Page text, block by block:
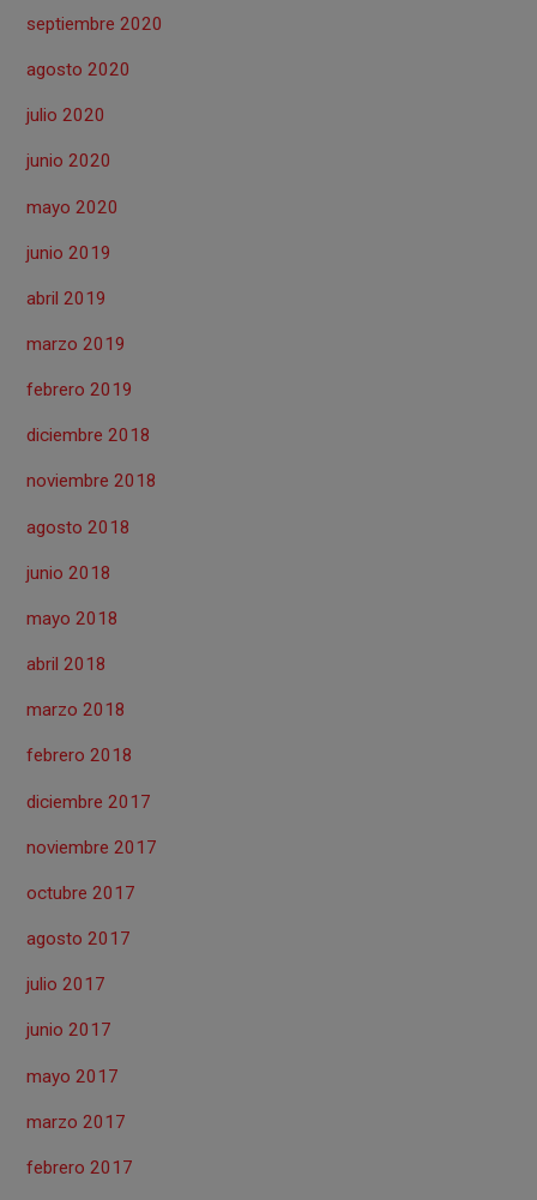
septiembre 2020
agosto 2020
julio 2020
junio 2020
mayo 2020
junio 2019
abril 2019
marzo 2019
febrero 2019
diciembre 2018
noviembre 2018
agosto 2018
junio 2018
mayo 2018
abril 2018
marzo 2018
febrero 2018
diciembre 2017
noviembre 2017
octubre 2017
agosto 2017
julio 2017
junio 2017
mayo 2017
marzo 2017
febrero 2017